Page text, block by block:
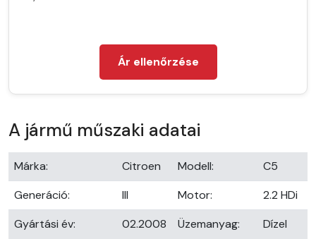
Ár ellenőrzése
A jármű műszaki adatai
Márka: Citroen Modell:
C5
Generáció:
III Motor:
2.2 HDi
Gyártási év:
02.2008
Üzemanyag: Dízel